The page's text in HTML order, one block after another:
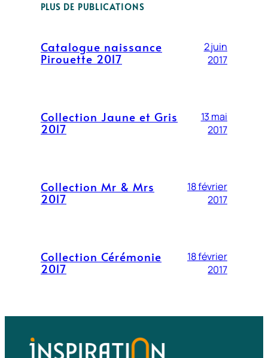
PLUS DE PUBLICATIONS
Catalogue naissance
Pirouette 2017
2 juin
2017
Collection Jaune et Gris
2017
13 mai
2017
Collection Mr & Mrs
2017
18 février
2017
Collection Cérémonie
2017
18 février
2017